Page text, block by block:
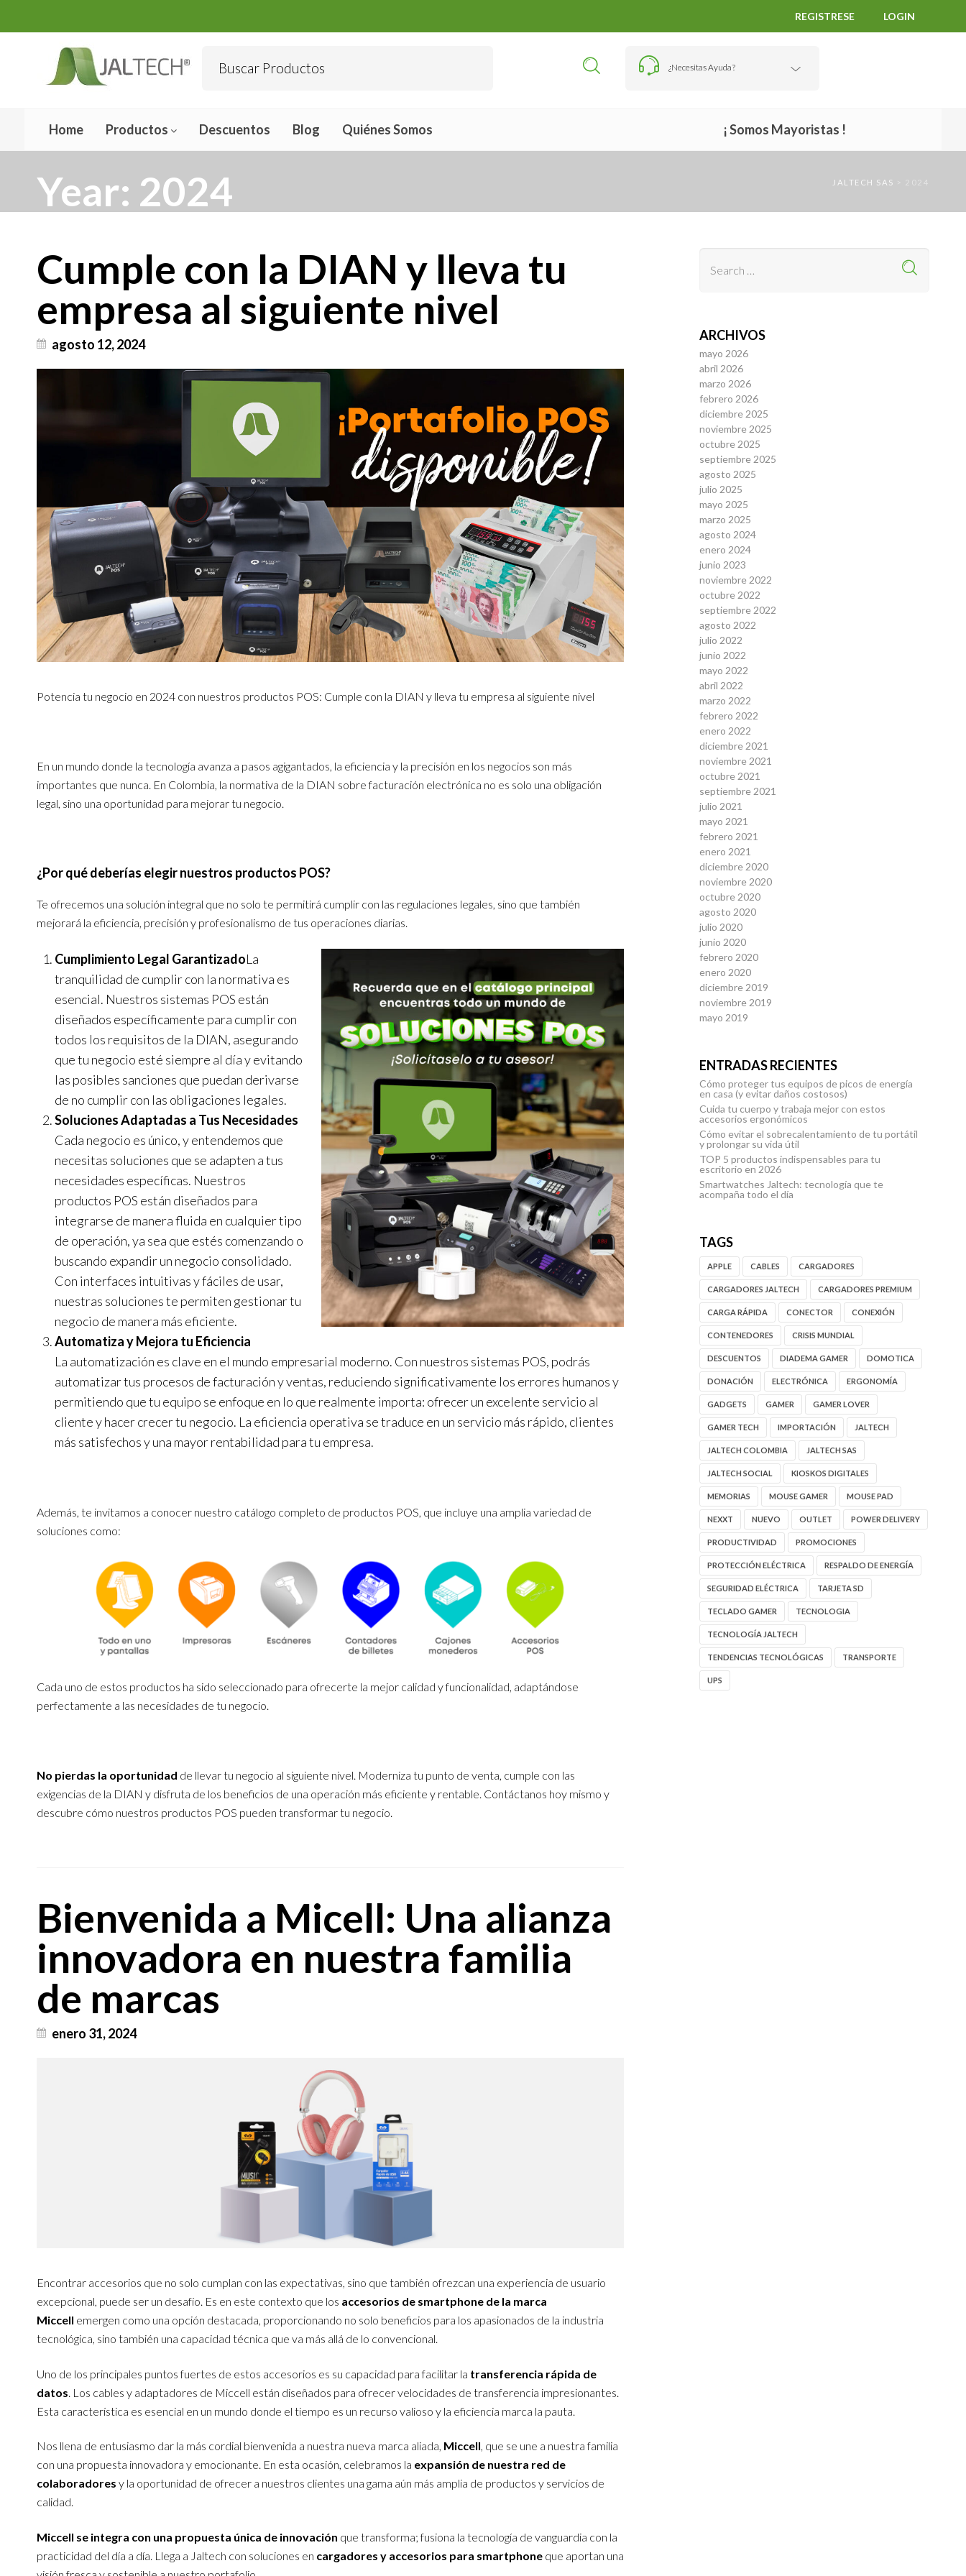
REGISTRESE LOGIN
¿Necesitas Ayuda?
Home Productos Descuentos Blog Quiénes Somos ¡ Somos Mayoristas !
JALTECH SAS 2024
Year: 2024
Cumple con la DIAN y lleva tu
empresa al siguiente nivel
agosto 12, 2024
Potencia tu negocio en 2024 con nuestros productos POS: Cumple con la DIAN y lleva tu empresa al siguiente nivel
En un mundo donde la tecnología avanza a pasos agigantados, la eficiencia y la precisión en los negocios son más
importantes que nunca. En Colombia, la normativa de la DIAN sobre facturación electrónica no es solo una obligación
legal, sino una oportunidad para mejorar tu negocio.
¿Por qué deberías elegir nuestros productos POS?
Te ofrecemos una solución integral que no solo te permitirá cumplir con las regulaciones legales, sino que también
mejorará la eficiencia, precisión y profesionalismo de tus operaciones diarias.
Cumplimiento Legal GarantizadoLa
tranquilidad de cumplir con la normativa es
esencial. Nuestros sistemas POS están
diseñados específicamente para cumplir con
todos los requisitos de la DIAN, asegurando
que tu negocio esté siempre al día y evitando
las posibles sanciones que puedan derivarse
de no cumplir con las obligaciones legales.
Soluciones Adaptadas a Tus Necesidades
Cada negocio es único, y entendemos que
necesitas soluciones que se adapten a tus
necesidades específicas. Nuestros
productos POS están diseñados para
integrarse de manera fluida en cualquier tipo
de operación, ya sea que estés comenzando o
buscando expandir un negocio consolidado.
Con interfaces intuitivas y fáciles de usar,
nuestras soluciones te permiten gestionar tu
negocio de manera más eficiente.
Automatiza y Mejora tu Eficiencia
La automatización es clave en el mundo empresarial moderno. Con nuestros sistemas POS, podrás
automatizar tus procesos de facturación y ventas, reduciendo significativamente los errores humanos y
permitiendo que tu equipo se enfoque en lo que realmente importa: ofrecer un excelente servicio al
cliente y hacer crecer tu negocio. La eficiencia operativa se traduce en un servicio más rápido, clientes
más satisfechos y una mayor rentabilidad para tu empresa.
Además, te invitamos a conocer nuestro catálogo completo de productos POS, que incluye una amplia variedad de
soluciones como:
Cada uno de estos productos ha sido seleccionado para ofrecerte la mejor calidad y funcionalidad, adaptándose
perfectamente a las necesidades de tu negocio.
No pierdas la oportunidad de llevar tu negocio al siguiente nivel. Moderniza tu punto de venta, cumple con las
exigencias de la DIAN y disfruta de los beneficios de una operación más eficiente y rentable. Contáctanos hoy mismo y
descubre cómo nuestros productos POS pueden transformar tu negocio.
Bienvenida a Micell: Una alianza
innovadora en nuestra familia
de marcas
enero 31, 2024
Encontrar accesorios que no solo cumplan con las expectativas, sino que también ofrezcan una experiencia de usuario
excepcional, puede ser un desafío. Es en este contexto que los accesorios de smartphone de la marca
Miccell emergen como una opción destacada, proporcionando no solo beneficios para los apasionados de la industria
tecnológica, sino también una capacidad técnica que va más allá de lo convencional.
Uno de los principales puntos fuertes de estos accesorios es su capacidad para facilitar la transferencia rápida de
datos . Los cables y adaptadores de Miccell están diseñados para ofrecer velocidades de transferencia impresionantes.
Esta característica es esencial en un mundo donde el tiempo es un recurso valioso y la eficiencia marca la pauta.
Nos llena de entusiasmo dar la más cordial bienvenida a nuestra nueva marca aliada, Miccell, que se une a nuestra familia
con una propuesta innovadora y emocionante. En esta ocasión, celebramos la expansión de nuestra red de
colaboradores y la oportunidad de ofrecer a nuestros clientes una gama aún más amplia de productos y servicios de
calidad.
Miccell se integra con una propuesta única de innovación que transforma; fusiona la tecnología de vanguardia con la
practicidad del día a día. Llega a Jaltech con soluciones en cargadores y accesorios para smartphoneque aportan una
ARCHIVOS
mayo 2026
abril 2026
marzo 2026
febrero 2026
diciembre 2025
noviembre 2025
octubre 2025
septiembre 2025
agosto 2025
julio 2025
mayo 2025
marzo 2025
agosto 2024
enero 2024
junio 2023
noviembre 2022
octubre 2022
septiembre 2022
agosto 2022
julio 2022
junio 2022
mayo 2022
abril 2022
marzo 2022
febrero 2022
enero 2022
diciembre 2021
noviembre 2021
octubre 2021
septiembre 2021
julio 2021
mayo 2021
febrero 2021
enero 2021
diciembre 2020
noviembre 2020
octubre 2020
agosto 2020
julio 2020
junio 2020
febrero 2020
enero 2020
diciembre 2019
noviembre 2019
mayo 2019
ENTRADAS RECIENTES
Cómo proteger tus equipos de picos de energía
en casa (y evitar daños costosos)
Cuida tu cuerpo y trabaja mejor con estos
accesorios ergonómicos
Cómo evitar el sobrecalentamiento de tu portátil
y prolongar su vida útil
TOP 5 productos indispensables para tu
escritorio en 2026
Smartwatches Jaltech: tecnología que te
acompaña todo el día
TAGS
APPLE CABLES CARGADORES
CARGADORES JALTECH CARGADORES PREMIUM
CARGA RÁPIDA CONECTOR CONEXIÓN
CONTENEDORES CRISIS MUNDIAL
DESCUENTOS DIADEMA GAMER DOMOTICA
DONACIÓN ELECTRÓNICA ERGONOMÍA
GADGETS GAMER GAMER LOVER
GAMER TECH IMPORTACIÓN JALTECH
JALTECH COLOMBIA JALTECH SAS
JALTECH SOCIAL KIOSKOS DIGITALES
MEMORIAS MOUSE GAMER MOUSE PAD
NEXXT NUEVO OUTLET POWER DELIVERY
PRODUCTIVIDAD PROMOCIONES
PROTECCIÓN ELÉCTRICA RESPALDO DE ENERGÍA
SEGURIDAD ELÉCTRICA TARJETA SD
TECLADO GAMER TECNOLOGIA
TECNOLOGÍA JALTECH
TENDENCIAS TECNOLÓGICAS TRANSPORTE
UPS